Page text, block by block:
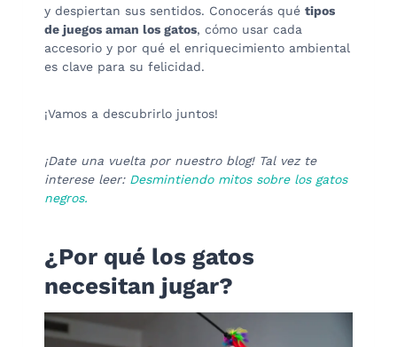
y despiertan sus sentidos. Conocerás qué tipos
de juegos aman los gatos, cómo usar cada
accesorio y por qué el enriquecimiento ambiental
es clave para su felicidad.
¡Vamos a descubrirlo juntos!
¡Date una vuelta por nuestro blog! Tal vez te
interese leer: Desmintiendo mitos sobre los gatos
negros.
¿Por qué los gatos
necesitan jugar?